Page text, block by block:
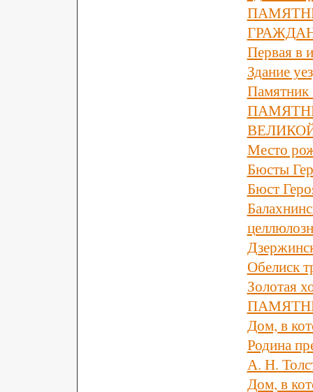
Первая в
Здание
Памятник
Место
Бюсты
Бюст
Обелиск
Золотая
Дом, в
Родина
А. Н.
Дом, в